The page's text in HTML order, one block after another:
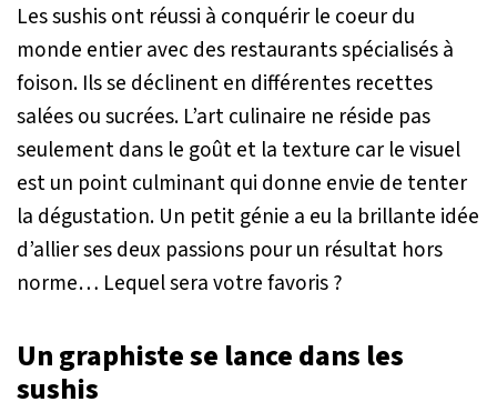
Les sushis ont réussi à conquérir le coeur du
monde entier avec des restaurants spécialisés à
foison. Ils se déclinent en différentes recettes
salées ou sucrées. L’art culinaire ne réside pas
seulement dans le goût et la texture car le visuel
est un point culminant qui donne envie de tenter
la dégustation. Un petit génie a eu la brillante idée
d’allier ses deux passions pour un résultat hors
norme… Lequel sera votre favoris ?
Un graphiste se lance dans les
sushis